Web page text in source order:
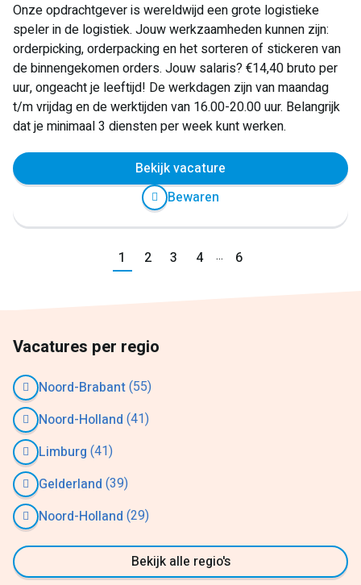
Onze opdrachtgever is wereldwijd een grote logistieke
speler in de logistiek. Jouw werkzaamheden kunnen zijn:
orderpicking, orderpacking en het sorteren of stickeren van
de binnengekomen orders. Jouw salaris? €14,40 bruto per
uur, ongeacht je leeftijd! De werkdagen zijn van maandag
t/m vrijdag en de werktijden van 16.00-20.00 uur. Belangrijk
dat je minimaal 3 diensten per week kunt werken.
Bekijk vacature
Bewaren
Vorige
1 2 3 4 ... 6
Vacatures per regio
Noord-Brabant(55)
Noord-Holland (41)
Limburg (41)
Gelderland (39)
Noord-Holland (29)
Bekijk alle regio's